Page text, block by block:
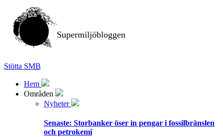
Supermiljöbloggen
Stötta SMB
Hem
Områden
Nyheter
Senaste: Storbanker öser in pengar i fossilbränslen
och petrokemi